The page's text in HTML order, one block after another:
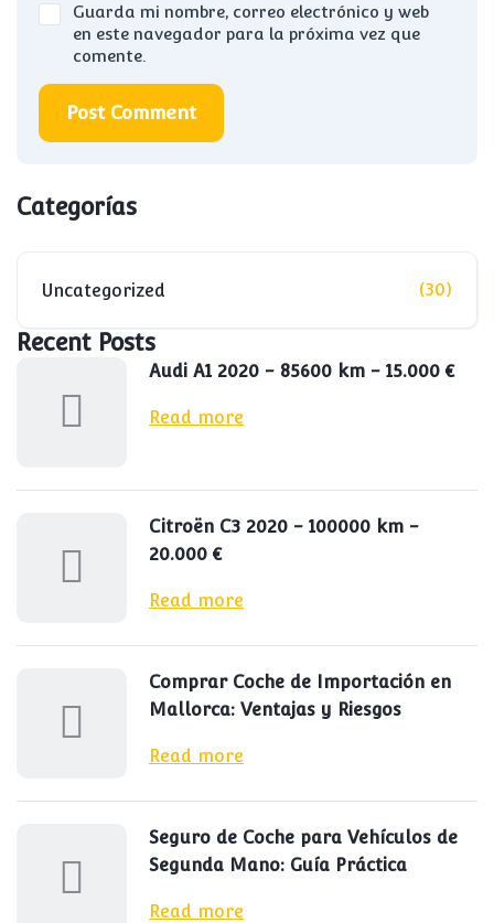
Guarda mi nombre, correo electrónico y web
en este navegador para la próxima vez que
comente.
Post Comment
Categorías
Uncategorized (30)
Recent Posts
Audi A1 2020 - 85600 km - 15.000 €
Read more
Citroën C3 2020 - 100000 km -
20.000 €
Read more
Comprar Coche de Importación en
Mallorca: Ventajas y Riesgos
Read more
Seguro de Coche para Vehículos de
Segunda Mano: Guía Práctica
Read more